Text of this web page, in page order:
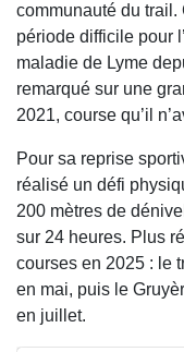
communauté du
période difficile pour
maladie de Lyme
remarqué sur une
2021, course qu’il
Pour sa reprise
réalisé un défi
200 mètres de
sur 24 heures. Plus
courses en 2025 : le
en mai, puis le
en juillet.